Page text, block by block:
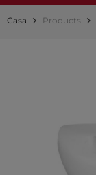
Casa Products